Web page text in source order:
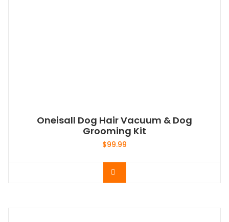
Oneisall Dog Hair Vacuum & Dog
Grooming Kit
$99.99